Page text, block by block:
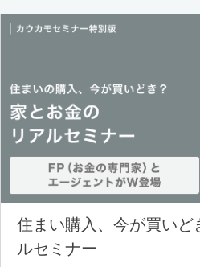
住まい購入、今が買いど
ルセミナー